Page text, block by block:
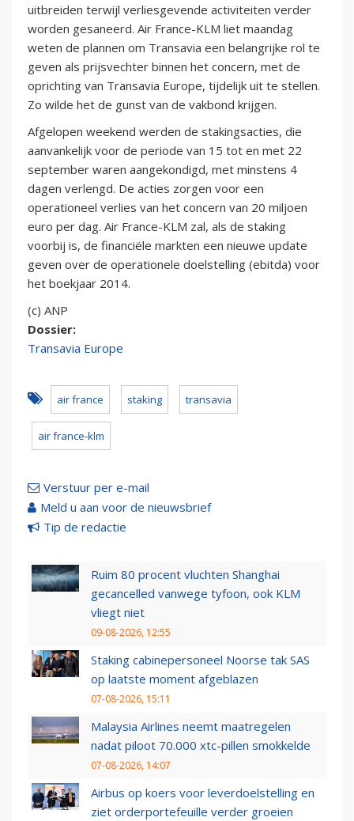
uitbreiden terwijl verliesgevende activiteiten verder
worden gesaneerd. Air France-KLM liet maandag
weten de plannen om Transavia een belangrijke rol te
geven als prijsvechter binnen het concern, met de
oprichting van Transavia Europe, tijdelijk uit te stellen.
Zo wilde het de gunst van de vakbond krijgen.
Afgelopen weekend werden de stakingsacties, die
aanvankelijk voor de periode van 15 tot en met 22
september waren aangekondigd, met minstens 4
dagen verlengd. De acties zorgen voor een
operationeel verlies van het concern van 20 miljoen
euro per dag. Air France-KLM zal, als de staking
voorbij is, de financiële markten een nieuwe update
geven over de operationele doelstelling (ebitda) voor
het boekjaar 2014.
(c) ANP
Dossier:
Transavia Europe
air france staking transavia
air france-klm
Verstuur per e-mail
Meld u aan voor de nieuwsbrief
Tip de redactie
Ruim 80 procent vluchten Shanghai
gecancelled vanwege tyfoon, ook KLM
vliegt niet
09-08-2026, 12:55
Staking cabinepersoneel Noorse tak SAS
op laatste moment afgeblazen
07-08-2026, 15:11
Malaysia Airlines neemt maatregelen
nadat piloot 70.000 xtc-pillen smokkelde
07-08-2026, 14:07
Airbus op koers voor leverdoelstelling en
ziet orderportefeuille verder groeien